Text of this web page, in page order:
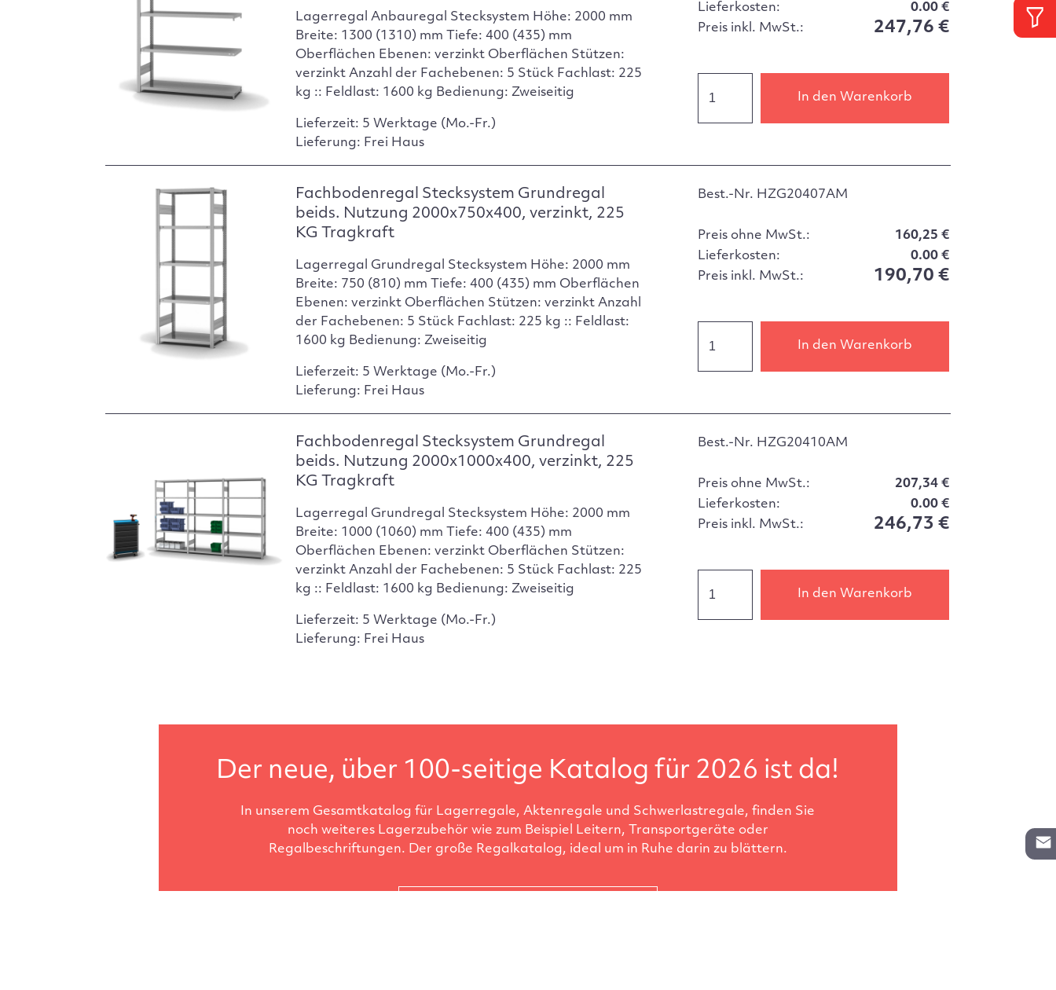
Lagerregal Anbauregal Stecksystem Höhe: 2000 mm
Breite: 1300 (1310) mm Tiefe: 400 (435) mm
Oberflächen Ebenen: verzinkt Oberflächen Stützen:
verzinkt Anzahl der Fachebenen: 5 Stück Fachlast: 225
kg :: Feldlast: 1600 kg Bedienung: Zweiseitig
Lieferzeit: 5 Werktage (Mo.-Fr.)
Lieferung: Frei Haus
Lieferkosten:
0.00 €
Preis inkl. MwSt.:
247,76 €
In den Warenkorb
Fachbodenregal Stecksystem Grundregal
beids. Nutzung 2000x750x400, verzinkt, 225
KG Tragkraft
Lagerregal Grundregal Stecksystem Höhe: 2000 mm
Breite: 750 (810) mm Tiefe: 400 (435) mm Oberflächen
Ebenen: verzinkt Oberflächen Stützen: verzinkt Anzahl
der Fachebenen: 5 Stück Fachlast: 225 kg :: Feldlast:
1600 kg Bedienung: Zweiseitig
Lieferzeit: 5 Werktage (Mo.-Fr.)
Lieferung: Frei Haus
Best.-Nr. HZG20407AM
Preis ohne MwSt.:
160,25 €
Lieferkosten:
0.00 €
Preis inkl. MwSt.:
190,70 €
In den Warenkorb
Fachbodenregal Stecksystem Grundregal
beids. Nutzung 2000x1000x400, verzinkt, 225
KG Tragkraft
Lagerregal Grundregal Stecksystem Höhe: 2000 mm
Breite: 1000 (1060) mm Tiefe: 400 (435) mm
Oberflächen Ebenen: verzinkt Oberflächen Stützen:
verzinkt Anzahl der Fachebenen: 5 Stück Fachlast: 225
kg :: Feldlast: 1600 kg Bedienung: Zweiseitig
Lieferzeit: 5 Werktage (Mo.-Fr.)
Lieferung: Frei Haus
Best.-Nr. HZG20410AM
Preis ohne MwSt.:
207,34 €
Lieferkosten:
0.00 €
Preis inkl. MwSt.:
246,73 €
In den Warenkorb
Der neue, über 100-seitige Katalog für 2026 ist da!
In unserem Gesamtkatalog für Lagerregale, Aktenregale und Schwerlastregale, finden Sie
noch weiteres Lagerzubehör wie zum Beispiel Leitern, Transportgeräte oder
Regalbeschriftungen. Der große Regalkatalog, ideal um in Ruhe darin zu blättern.